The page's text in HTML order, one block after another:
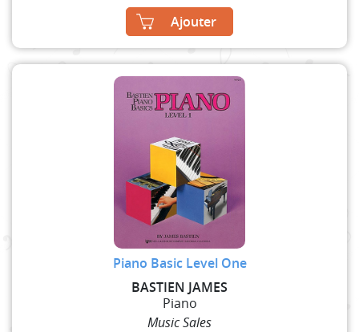
Ajouter
Piano Basic Level One
BASTIEN JAMES
Piano
Music Sales